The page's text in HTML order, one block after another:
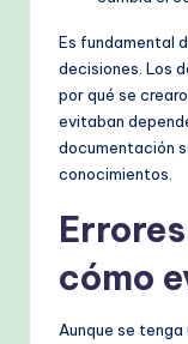
Es fundamental
decisiones. Los
por qué se
evitaban
documentación
conocimientos.
cómo
Aunque se tenga